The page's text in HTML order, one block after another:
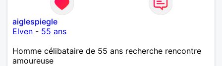
aiglespiegle
Elven - 55 ans
Homme célibataire de 55 ans recherche rencontre
amoureuse